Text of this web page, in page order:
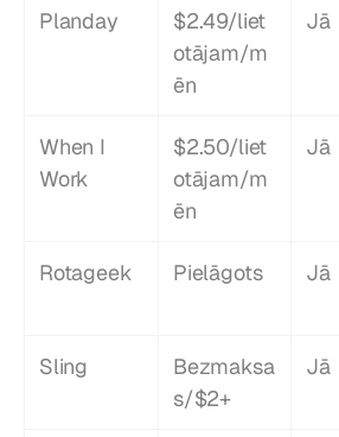
Planday
$2.49/liet
otājam/m
ēn
Jā
When I
Work
$2.50/liet
otājam/m
ēn
Jā
Rotageek Pielāgots Jā
Sling
Bezmaksa
s/$2+
Jā